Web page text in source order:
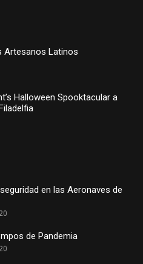
Artesanos Latinos
Halloween Spooktacular a
en las Aeronaves de
de Pandemia